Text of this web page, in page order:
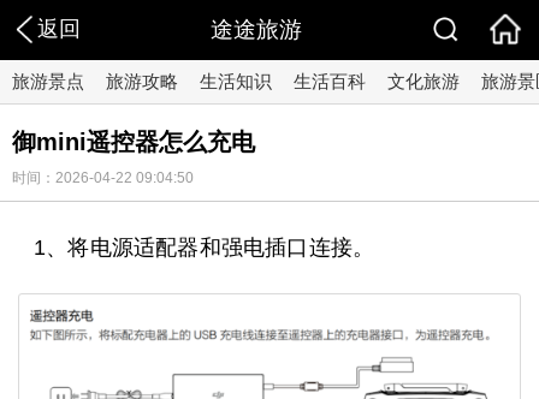
返回 途途旅游
旅游景点 旅游攻略 生活知识 生活百科 文化旅游 旅游景
御mini遥控器怎么充电
时间：2026-04-22 09:04:50
1、将电源适配器和强电插口连接。